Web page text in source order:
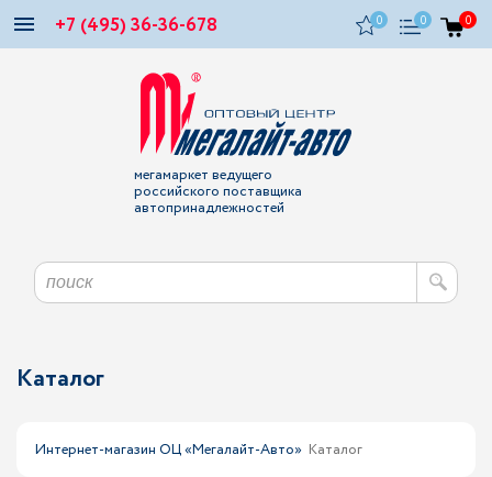
+7 (495) 36-36-678 0 0 0
мегамаркет ведущего
российского поставщика
автопринадлежностей
Каталог
Интернет-магазин ОЦ «Мегалайт-Авто» Каталог